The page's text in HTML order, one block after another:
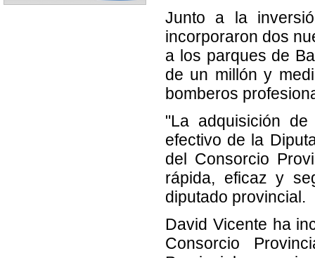
Junto a la
incorporaron dos
a los parques de
de un millón y
bomberos
"La adquisición
efectivo de la
del Consorcio
rápida, eficaz y
diputado provincial.
David Vicente ha
Consorcio